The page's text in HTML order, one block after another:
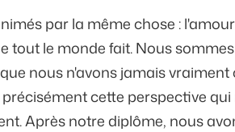
par la même chose :
tout le monde fait. Nous
nous n'avons jamais
cette perspective
Après notre diplôme, nous